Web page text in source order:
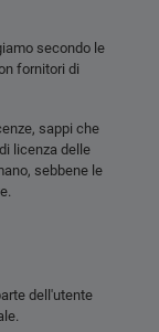
secondo le
fornitori di
sappi che
licenza delle
sebbene le
dell'utente